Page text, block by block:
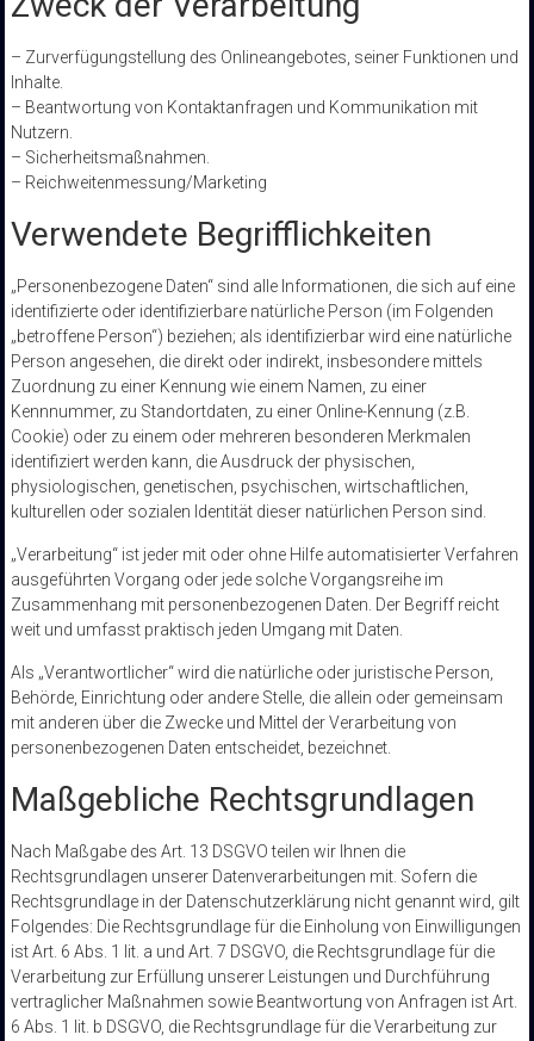
– Zurverfügungstellung des Onlineangebotes, seiner Funktionen und
Inhalte.
– Beantwortung von Kontaktanfragen und Kommunikation mit
Nutzern.
– Sicherheitsmaßnahmen.
– Reichweitenmessung/Marketing
Verwendete Begrifflichkeiten
„Personenbezogene Daten“ sind alle Informationen, die sich auf eine
identifizierte oder identifizierbare natürliche Person (im Folgenden
„betroffene Person“) beziehen; als identifizierbar wird eine natürliche
Person angesehen, die direkt oder indirekt, insbesondere mittels
Zuordnung zu einer Kennung wie einem Namen, zu einer
Kennnummer, zu Standortdaten, zu einer Online-Kennung (z.B.
Cookie) oder zu einem oder mehreren besonderen Merkmalen
identifiziert werden kann, die Ausdruck der physischen,
physiologischen, genetischen, psychischen, wirtschaftlichen,
kulturellen oder sozialen Identität dieser natürlichen Person sind.
„Verarbeitung“ ist jeder mit oder ohne Hilfe automatisierter Verfahren
ausgeführten Vorgang oder jede solche Vorgangsreihe im
Zusammenhang mit personenbezogenen Daten. Der Begriff reicht
weit und umfasst praktisch jeden Umgang mit Daten.
Als „Verantwortlicher“ wird die natürliche oder juristische Person,
Behörde, Einrichtung oder andere Stelle, die allein oder gemeinsam
mit anderen über die Zwecke und Mittel der Verarbeitung von
personenbezogenen Daten entscheidet, bezeichnet.
Maßgebliche Rechtsgrundlagen
Nach Maßgabe des Art. 13 DSGVO teilen wir Ihnen die
Rechtsgrundlagen unserer Datenverarbeitungen mit. Sofern die
Rechtsgrundlage in der Datenschutzerklärung nicht genannt wird, gilt
Folgendes: Die Rechtsgrundlage für die Einholung von Einwilligungen
ist Art. 6 Abs. 1 lit. a und Art. 7 DSGVO, die Rechtsgrundlage für die
Verarbeitung zur Erfüllung unserer Leistungen und Durchführung
vertraglicher Maßnahmen sowie Beantwortung von Anfragen ist Art.
6 Abs. 1 lit. b DSGVO, die Rechtsgrundlage für die Verarbeitung zur